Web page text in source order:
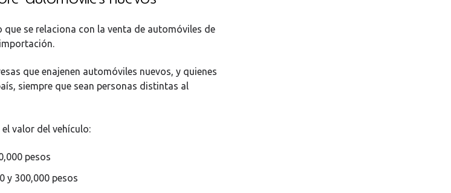
que se relaciona con la venta de automóviles de
que enajenen automóviles nuevos, y quienes
siempre que sean personas distintas al
el valor del vehículo:
pesos
y 300,000 pesos